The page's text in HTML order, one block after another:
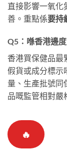
直接影響一氧化
善。重點係要持
Q5：喺香港邊
香港買保健品最
假貨或成分標示
量、生產批號同
品嘅監管相對嚴
🔥